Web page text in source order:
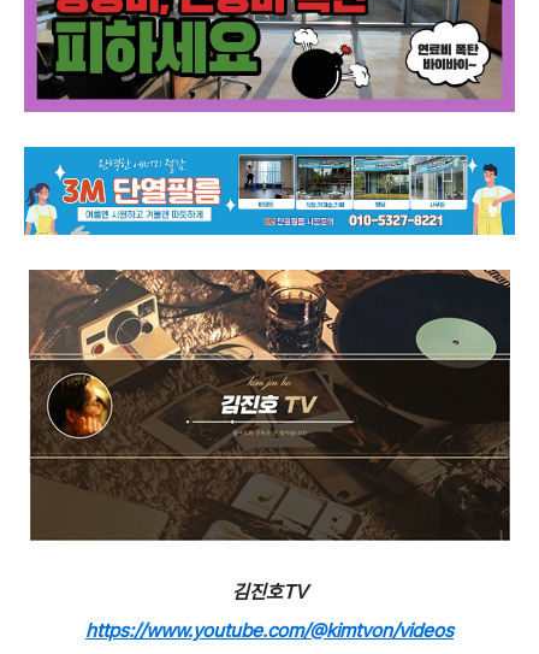
김진호TV
https://www.youtube.com/@kimtvon/videos